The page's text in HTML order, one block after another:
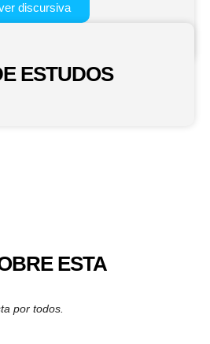
discursiva
ESTUDOS
ESTA
por todos.